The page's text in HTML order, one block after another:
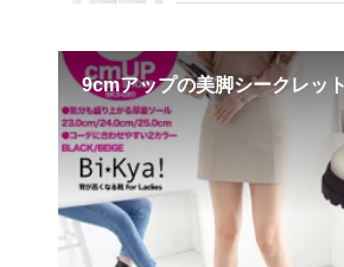
9cmアップの美脚シークレッ